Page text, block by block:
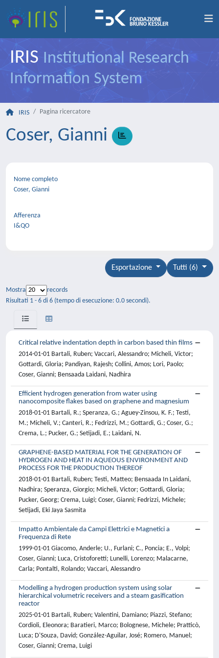
IRIS Institutional Research
Information System
IRIS Pagina ricercatore
Coser, Gianni
Nome completo
Coser, Gianni
Afferenza
I&QO
Tutti (6)
Esportazione
Mostra
records
Risultati 1 - 6 di 6 (tempo di esecuzione: 0.0 secondi).
Critical relative indentation depth in carbon based thin films
2014-01-01 Bartali, Ruben; Vaccari, Alessandro; Micheli, Victor;
Gottardi, Gloria; Pandiyan, Rajesh; Collini, Amos; Lori, Paolo;
Coser, Gianni; Bensaada Laidani, Nadhira
Efficient hydrogen generation from water using
nanocomposite flakes based on graphene and magnesium
2018-01-01 Bartali, R.; Speranza, G.; Aguey-Zinsou, K. F.; Testi,
M.; Micheli, V.; Canteri, R.; Fedrizzi, M.; Gottardi, G.; Coser, G.;
Crema, L.; Pucker, G.; Setijadi, E.; Laidani, N.
GRAPHENE-BASED MATERIAL FOR THE GENERATION OF
HYDROGEN AND HEAT IN AQUEOUS ENVIRONMENT AND
PROCESS FOR THE PRODUCTION THEREOF
2018-01-01 Bartali, Ruben; Testi, Matteo; Bensaada In Laidani,
Nadhira; Speranza, Giorgio; Micheli, Victor; Gottardi, Gloria;
Pucker, Georg; Crema, Luigi; Coser, Gianni; Fedrizzi, Michele;
Setijadi, Eki Jaya Sasmita
Impatto Ambientale da Campi Elettrici e Magnetici a
Frequenza di Rete
1999-01-01 Giacomo, Anderle; U., Furlani; C., Poncia; E., Volpi;
Coser, Gianni; Luca, Cristoforetti; Lunelli, Lorenzo; Malacarne,
Carla; Pontalti, Rolando; Vaccari, Alessandro
Modelling a hydrogen production system using solar
hierarchical volumetric receivers and a steam gasification
reactor
2025-01-01 Bartali, Ruben; Valentini, Damiano; Piazzi, Stefano;
Cordioli, Eleonora; Baratieri, Marco; Bolognese, Michele; Pratticò,
Luca; D'Souza, David; González-Aguilar, José; Romero, Manuel;
Coser, Gianni; Crema, Luigi